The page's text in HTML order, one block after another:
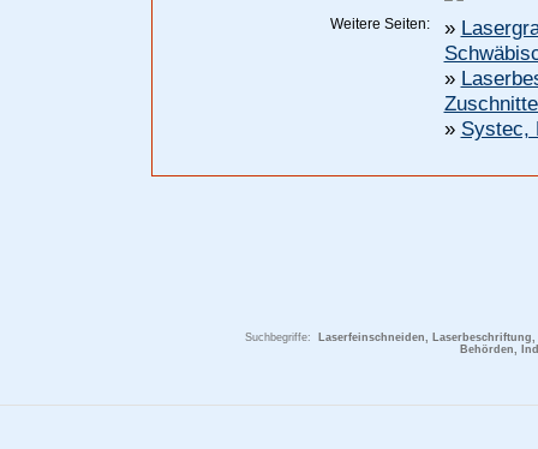
Weitere Seiten: »
»
» Systec,
Suchbegriffe:
Laserfeinschneiden,
Behörden,